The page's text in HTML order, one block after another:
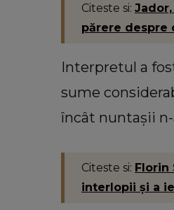
Citeste si:
părere despre
Interpretul a
sume
încât nuntaşii
Citeste si: Florin
interlopii şi a